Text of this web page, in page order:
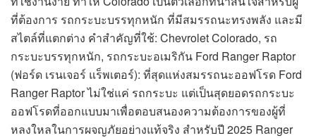
ที่ต้องการ รถกระบะบรรทุกหนัก ที่มีสมรรถนะทรงพลัง และมี
สไตล์ที่แตกต่าง คำสำคัญที่ใช้: Chevrolet Colorado, รถ
กระบะบรรทุกหนัก, รถกระบะอเมริกัน Ford Ranger Raptor
(ฟอร์ด เรนเจอร์ แร็พเตอร์): ที่สุดแห่งสมรรถนะออฟโรด Ford
Ranger Raptor ไม่ใช่แค่ รถกระบะ แต่เป็นสุดยอดรถกระบะ
ออฟโรดที่ออกแบบมาเพื่อตอบสนองความต้องการของผู้ที่
หลงใหลในการผจญภัยอย่างแท้จริง สำหรับปี 2025 Ranger